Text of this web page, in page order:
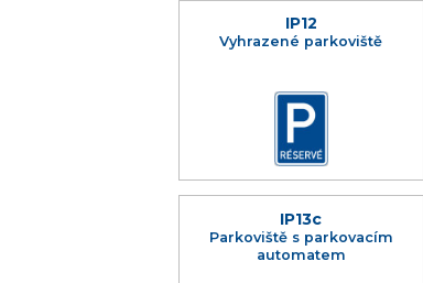
IP12
Vyhrazené parkoviště
IP13c
Parkoviště s parkovacím
automatem